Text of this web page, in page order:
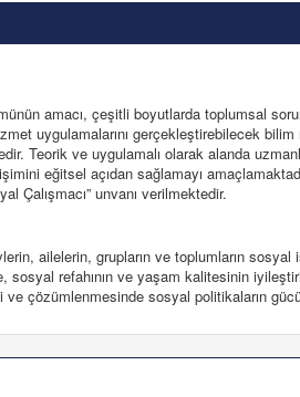
amacı, çeşitli boyutlarda toplumsal
uygulamalarını gerçekleştirebilecek
Teorik ve uygulamalı olarak alanda
eğitsel açıdan sağlamayı
Çalışmacı” unvanı verilmektedir.
ailelerin, grupların ve toplumların sosyal
sosyal refahının ve yaşam kalitesinin
ve çözümlenmesinde sosyal politikaların